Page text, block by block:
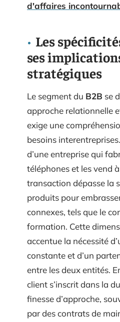
d'affaires
Les
ses
stratégiques
Le segment du B2B se
approche relationnelle
exige une
besoins
d’une entreprise qui
téléphones et les vend
transaction dépasse la
produits pour
connexes, tels que le
formation. Cette
accentue la nécessité
constante et d’un
entre les deux entités.
client s’inscrit dans la
finesse d’approche,
par des contrats de